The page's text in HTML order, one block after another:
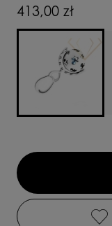
413,00 zł